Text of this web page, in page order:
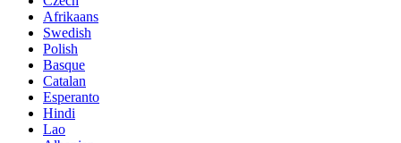
Afrikaans
Swedish
Polish
Basque
Catalan
Esperanto
Hindi
Lao